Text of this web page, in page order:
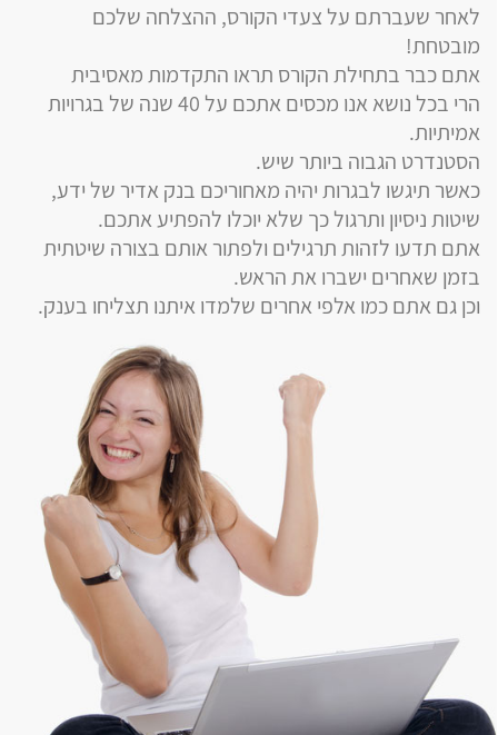
לאחר שעברתם על צעדי הקורס, ההצלחה שלכם
מובטחת!
אתם כבר בתחילת הקורס תראו התקדמות מאסיבית
הרי בכל נושא אנו מכסים אתכם על 40 שנה של בגרויות
אמיתיות.
הסטנדרט הגבוה ביותר שיש.
כאשר תיגשו לבגרות יהיה מאחוריכם בנק אדיר של ידע,
שיטות ניסיון ותרגול כך שלא יוכלו להפתיע אתכם.
אתם תדעו לזהות תרגילים ולפתור אותם בצורה שיטתית
בזמן שאחרים ישברו את הראש.
וכן גם אתם כמו אלפי אחרים שלמדו איתנו תצליחו בענק.